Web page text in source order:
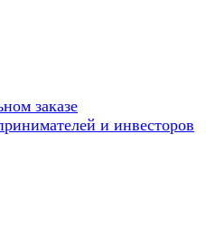
заказе
и инвесторов